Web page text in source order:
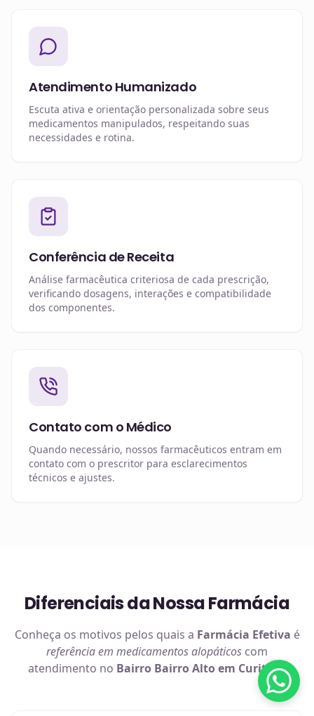
Atendimento Humanizado
Escuta ativa e orientação personalizada sobre seus
medicamentos manipulados, respeitando suas
necessidades e rotina.
Conferência de Receita
Análise farmacêutica criteriosa de cada prescrição,
verificando dosagens, interações e compatibilidade
dos componentes.
Contato com o Médico
Quando necessário, nossos farmacêuticos entram em
contato com o prescritor para esclarecimentos
técnicos e ajustes.
Diferenciais da Nossa Farmácia
Conheça os motivos pelos quais a Farmácia Efetiva é
referência em medicamentos alopáticos com
atendimento no Bairro Bairro Alto em Curitiba.